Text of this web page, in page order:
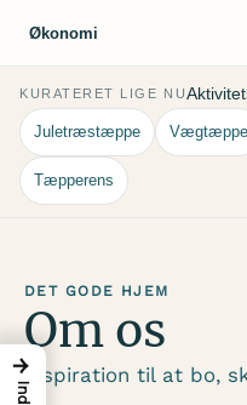
Økonomi
KURATERET LIGE NU
Juletræstæppe Vægtæppe
Tæpperens
DET GODE HJEM
Om os
Inspiration til at bo,
→